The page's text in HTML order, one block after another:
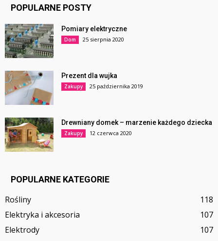
POPULARNE POSTY
Pomiary elektryczne
Dom 25 sierpnia 2020
Prezent dla wujka
Zakupy 25 października 2019
Drewniany domek – marzenie każdego dziecka
Zakupy 12 czerwca 2020
POPULARNE KATEGORIE
Rośliny
118
Elektryka i akcesoria
107
Elektrody
107